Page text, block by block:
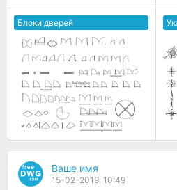
Блоки дверей
Ваше имя
15-02-2019, 10:49